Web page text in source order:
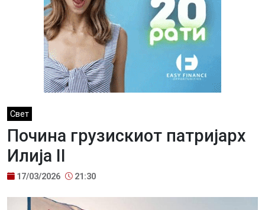
Свет
Почина грузискиот патријарх
Илија II
17/03/2026 21:30